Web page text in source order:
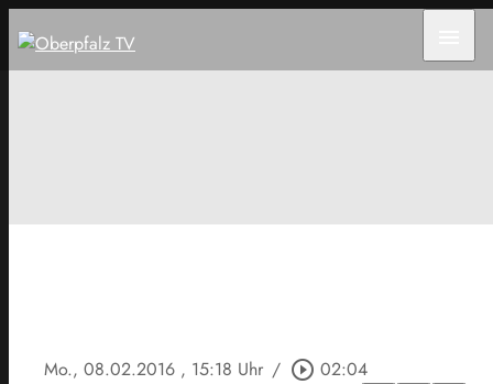
Mo., 08.02.2016 , 15:18 Uhr / play_circle_outline 02:04